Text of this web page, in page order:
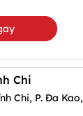
Đĩnh Chi
Chi, P. Đa Kao,